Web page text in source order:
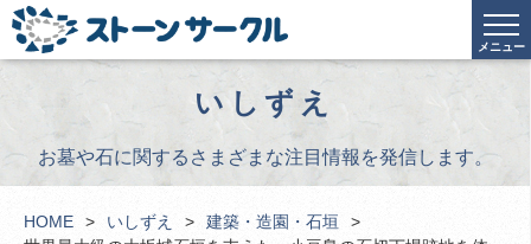
メニュー
いしずえ
お墓や石に関するさまざまな注目情報を発信します。
HOME いしずえ
建築・造園・石垣